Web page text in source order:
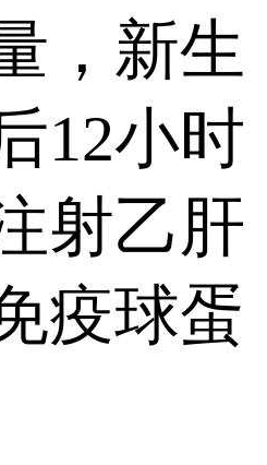
，新生
12小时
射乙肝
疫球蛋